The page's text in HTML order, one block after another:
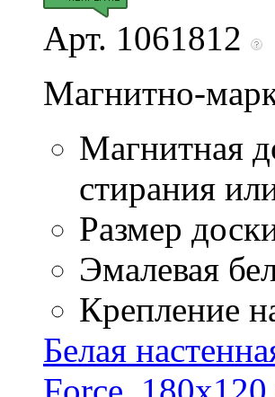
Арт. 1061812
Магнитно-
Магнитная
стирания
Размер
Эмалевая
Крепление
Белая